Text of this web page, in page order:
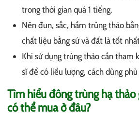
trong thời gian quá 1 tiếng.
Nên đun, sắc, hầm trùng thảo
chất liệu bằng sứ và đất là tốt
Khi sử dụng trùng thảo cần tham
sĩ để có liều lượng, cách dùng
Tìm hiểu đông trùng hạ thảo
có thể mua ở đâu?